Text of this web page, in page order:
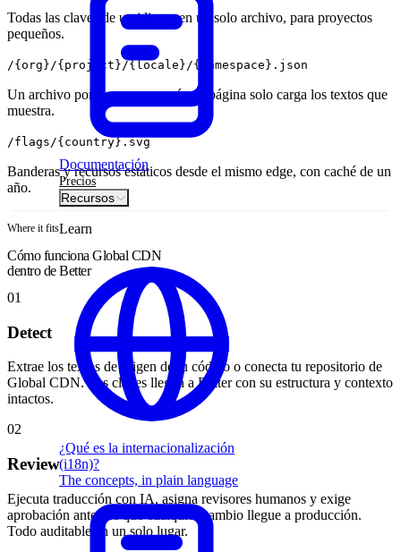
Documentación
Precios
Recursos
Learn
¿Qué es la internacionalización
(i18n)?
The concepts, in plain language
Todas las claves de un idioma en un solo archivo, para proyectos
pequeños.
/{org}/{project}/{locale}/{namespace}.json
Un archivo por namespace, así una página solo carga los textos que
muestra.
/flags/{country}.svg
Banderas y recursos estáticos desde el mismo edge, con caché de un
año.
Where it fits
Cómo funciona Global CDN
dentro de Better
01
Detect
Extrae los textos de origen de tu código o conecta tu repositorio de
Global CDN. Las claves llegan a Better con su estructura y contexto
intactos.
02
Review
Ejecuta traducción con IA, asigna revisores humanos y exige
aprobación antes de que cualquier cambio llegue a producción.
Todo auditable en un solo lugar.